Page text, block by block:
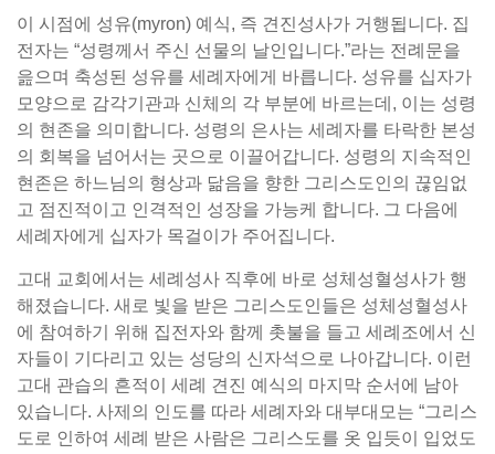
이 시점에 성유(myron) 예식, 즉 견진성사가 거행됩니다. 집
전자는 “성령께서 주신 선물의 날인입니다.”라는 전례문을
읊으며 축성된 성유를 세례자에게 바릅니다. 성유를 십자가
모양으로 감각기관과 신체의 각 부분에 바르는데, 이는 성령
의 현존을 의미합니다. 성령의 은사는 세례자를 타락한 본성
의 회복을 넘어서는 곳으로 이끌어갑니다. 성령의 지속적인
현존은 하느님의 형상과 닮음을 향한 그리스도인의 끊임없
고 점진적이고 인격적인 성장을 가능케 합니다. 그 다음에
세례자에게 십자가 목걸이가 주어집니다.
고대 교회에서는 세례성사 직후에 바로 성체성혈성사가 행
해졌습니다. 새로 빛을 받은 그리스도인들은 성체성혈성사
에 참여하기 위해 집전자와 함께 촛불을 들고 세례조에서 신
자들이 기다리고 있는 성당의 신자석으로 나아갑니다. 이런
고대 관습의 흔적이 세례 견진 예식의 마지막 순서에 남아
있습니다. 사제의 인도를 따라 세례자와 대부대모는 “그리스
도로 인하여 세례 받은 사람은 그리스도를 옷 입듯이 입었도